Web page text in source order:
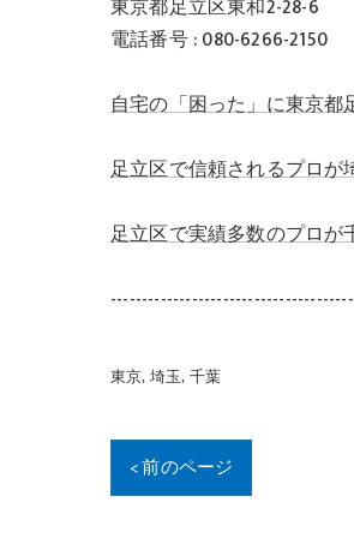
東京都足立区東和2-28-6
電話番号 : 080-6266-2150
自宅の「困った」に東京都
足立区で信頼されるプロが
足立区で実績多数のプロが
東京 埼玉 千葉
< 前のページ